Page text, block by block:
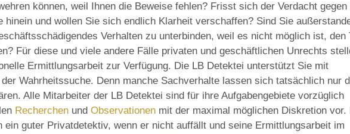
können, weil Ihnen die Beweise fehlen? Frisst sich der Verdacht gegen
hinein und wollen Sie sich endlich Klarheit verschaffen? Sind Sie
Verhalten zu unterbinden, weil es nicht möglich ist, den
Für diese und viele andere Fälle privaten und geschäftlichen Unrechts
Ermittlungsarbeit zur Verfügung. Die LB Detektei unterstützt Sie mit
Wahrheitssuche. Denn manche Sachverhalte lassen sich tatsächlich nur
Alle Mitarbeiter der LB Detektei sind für ihre Aufgabengebiete vorzüglich
Recherchen und Observationen mit der maximal möglichen Diskretion vor.
ein guter Privatdetektiv, wenn er nicht auffällt und seine Ermittlungsarbeit im